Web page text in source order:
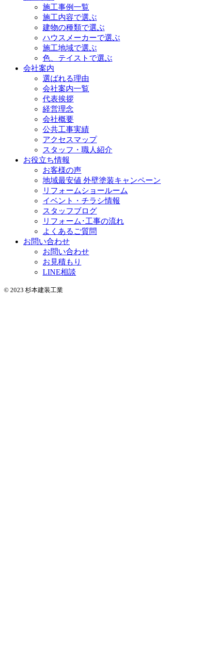
施工事例一覧
施工内容で選ぶ
建物の種類で選ぶ
ハウスメーカーで選ぶ
施工地域で選ぶ
色、テイストで選ぶ
会社案内
選ばれる理由
会社案内一覧
代表挨拶
経営理念
会社概要
公共工事実績
アクセスマップ
スタッフ・職人紹介
お役立ち情報
お客様の声
地域最安値 外壁塗装キャンペーン
リフォームショールーム
イベント・チラシ情報
スタッフブログ
リフォーム･工事の流れ
よくあるご質問
お問い合わせ
お問い合わせ
お見積もり
LINE相談
© 2023 杉本建装工業